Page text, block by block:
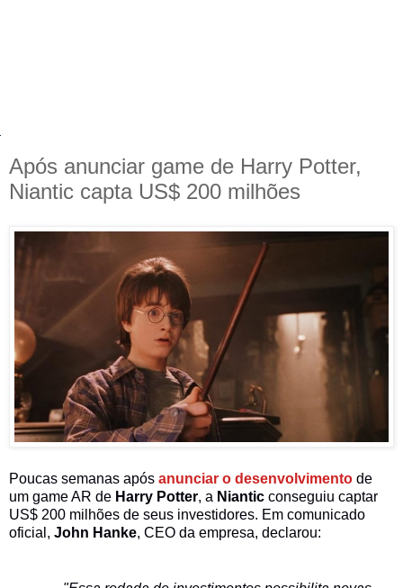
Após anunciar game de Harry Potter,
Niantic capta US$ 200 milhões
Poucas semanas após anunciar o desenvolvimento de
um game AR de Harry Potter, a Niantic conseguiu captar
US$ 200 milhões de seus investidores. Em comunicado
oficial, John Hanke, CEO da empresa, declarou: